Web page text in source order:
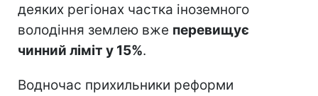
деяких регіонах частка іноземного
володіння землею вже перевищує
чинний ліміт у 15%.
Водночас прихильники реформи